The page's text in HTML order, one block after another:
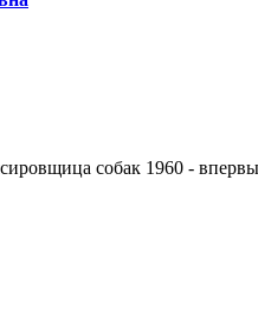
собак 1960 -